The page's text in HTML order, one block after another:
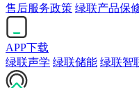
售后服务政策 绿联产品保
APP下载
绿联声学 绿联储能 绿联智